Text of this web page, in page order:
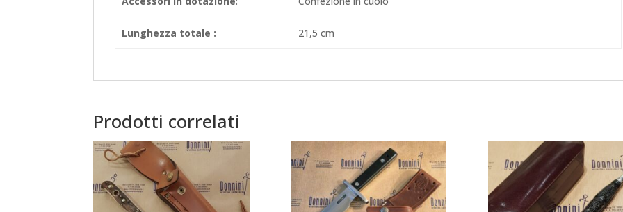
Lunghezza totale : 21,5 cm
Prodotti correlati